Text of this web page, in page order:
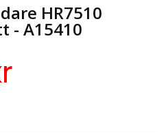
HR7510
- A15410